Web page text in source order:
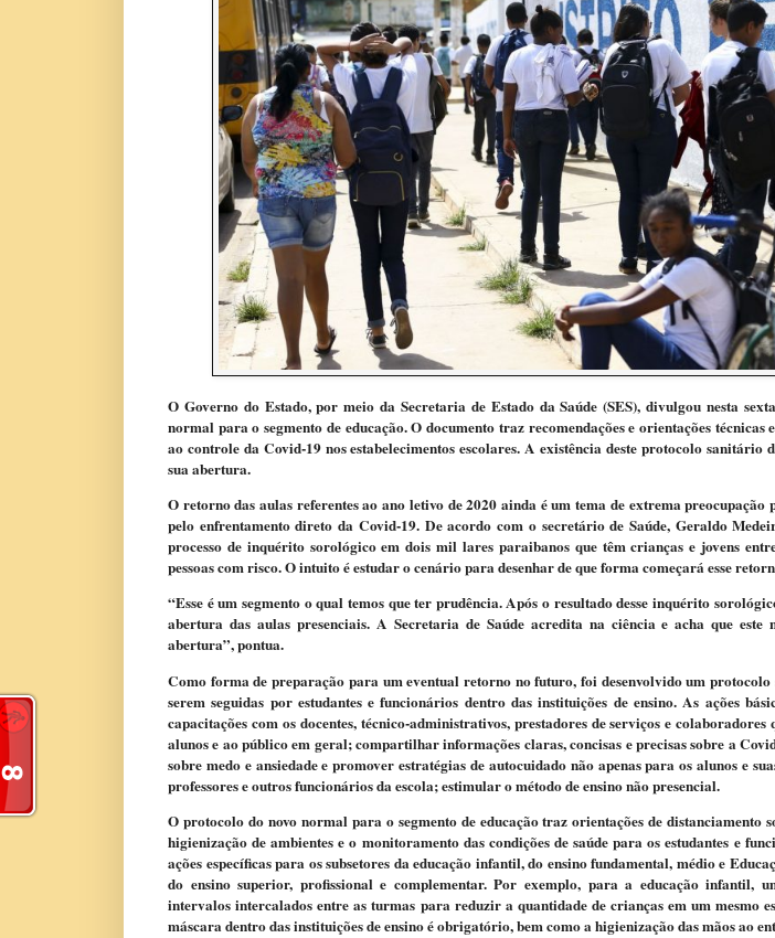
O Governo do Estado, por meio da Secretaria de Estado da Saúde (SES), divulgou nesta
normal para o segmento de educação. O documento traz recomendações e orientações técnicas
ao controle da Covid-19 nos estabelecimentos escolares. A existência deste protocolo sanitário
sua abertura.
O retorno das aulas referentes ao ano letivo de 2020 ainda é um tema de extrema preocupação
pelo enfrentamento direto da Covid-19. De acordo com o secretário de Saúde, Geraldo
processo de inquérito sorológico em dois mil lares paraibanos que têm crianças e jovens
pessoas com risco. O intuito é estudar o cenário para desenhar de que forma começará esse
“Esse é um segmento o qual temos que ter prudência. Após o resultado desse inquérito
abertura das aulas presenciais. A Secretaria de Saúde acredita na ciência e acha que
abertura”, pontua.
Como forma de preparação para um eventual retorno no futuro, foi desenvolvido um protocolo
serem seguidas por estudantes e funcionários dentro das instituições de ensino. As ações
capacitações com os docentes, técnico-administrativos, prestadores de serviços e colaboradores
alunos e ao público em geral; compartilhar informações claras, concisas e precisas sobre a
sobre medo e ansiedade e promover estratégias de autocuidado não apenas para os alunos e
professores e outros funcionários da escola; estimular o método de ensino não presencial.
O protocolo do novo normal para o segmento de educação traz orientações de distanciamento
higienização de ambientes e o monitoramento das condições de saúde para os estudantes e
ações específicas para os subsetores da educação infantil, do ensino fundamental, médio e
do ensino superior, profissional e complementar. Por exemplo, para a educação infantil,
intervalos intercalados entre as turmas para reduzir a quantidade de crianças em um mesmo
máscara dentro das instituições de ensino é obrigatório, bem como a higienização das mãos ao